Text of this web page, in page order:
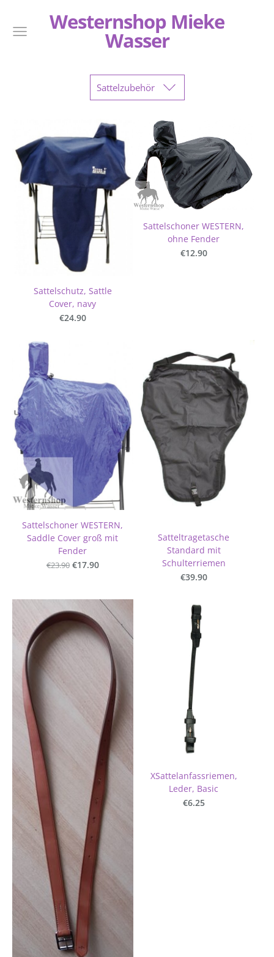
Westernshop Mieke
Wasser
Sattelzubehör
Sattelschutz, Sattle
Cover, navy
€24.90
Sattelschoner WESTERN,
ohne Fender
€12.90
Sattelschoner WESTERN,
Saddle Cover groß mit
Fender
€23.90 €17.90
Satteltragetasche
Standard mit
Schulterriemen
€39.90
XSattelanfassriemen,
Leder, Basic
€6.25